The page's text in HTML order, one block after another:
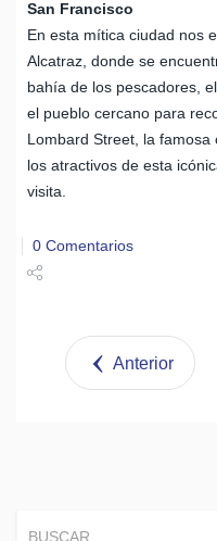
San Francisco
En esta mítica ciudad nos
Alcatraz, donde se
bahía de los pescadores,
el pueblo cercano para
Lombard Street, la
los atractivos de esta
visita.
0 Comentarios
Tweet
Anterior